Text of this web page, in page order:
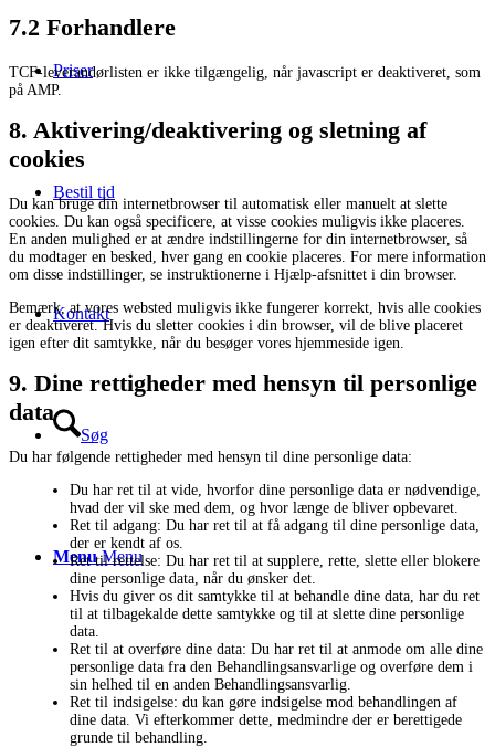
Priser
Bestil tid
Kontakt
Søg
Menu Menu
7.2 Forhandlere
TCF-leverandørlisten er ikke tilgængelig, når javascript er deaktiveret, som
på AMP.
8. Aktivering/deaktivering og sletning af
cookies
Du kan bruge din internetbrowser til automatisk eller manuelt at slette
cookies. Du kan også specificere, at visse cookies muligvis ikke placeres.
En anden mulighed er at ændre indstillingerne for din internetbrowser, så
du modtager en besked, hver gang en cookie placeres. For mere information
om disse indstillinger, se instruktionerne i Hjælp-afsnittet i din browser.
Bemærk, at vores websted muligvis ikke fungerer korrekt, hvis alle cookies
er deaktiveret. Hvis du sletter cookies i din browser, vil de blive placeret
igen efter dit samtykke, når du besøger vores hjemmeside igen.
9. Dine rettigheder med hensyn til personlige
data
Du har følgende rettigheder med hensyn til dine personlige data:
Du har ret til at vide, hvorfor dine personlige data er nødvendige,
hvad der vil ske med dem, og hvor længe de bliver opbevaret.
Ret til adgang: Du har ret til at få adgang til dine personlige data,
der er kendt af os.
Ret til rettelse: Du har ret til at supplere, rette, slette eller blokere
dine personlige data, når du ønsker det.
Hvis du giver os dit samtykke til at behandle dine data, har du ret
til at tilbagekalde dette samtykke og til at slette dine personlige
data.
Ret til at overføre dine data: Du har ret til at anmode om alle dine
personlige data fra den Behandlingsansvarlige og overføre dem i
sin helhed til en anden Behandlingsansvarlig.
Ret til indsigelse: du kan gøre indsigelse mod behandlingen af ​​
dine data. Vi efterkommer dette, medmindre der er berettigede
grunde til behandling.